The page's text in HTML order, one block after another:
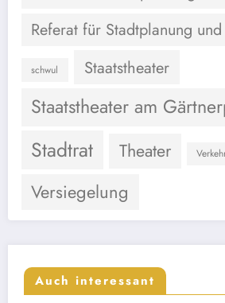
Referat für Stadtplanung
schwul Staatstheater
Staatstheater am
Stadtrat Theater
Versiegelung
Auch interessant